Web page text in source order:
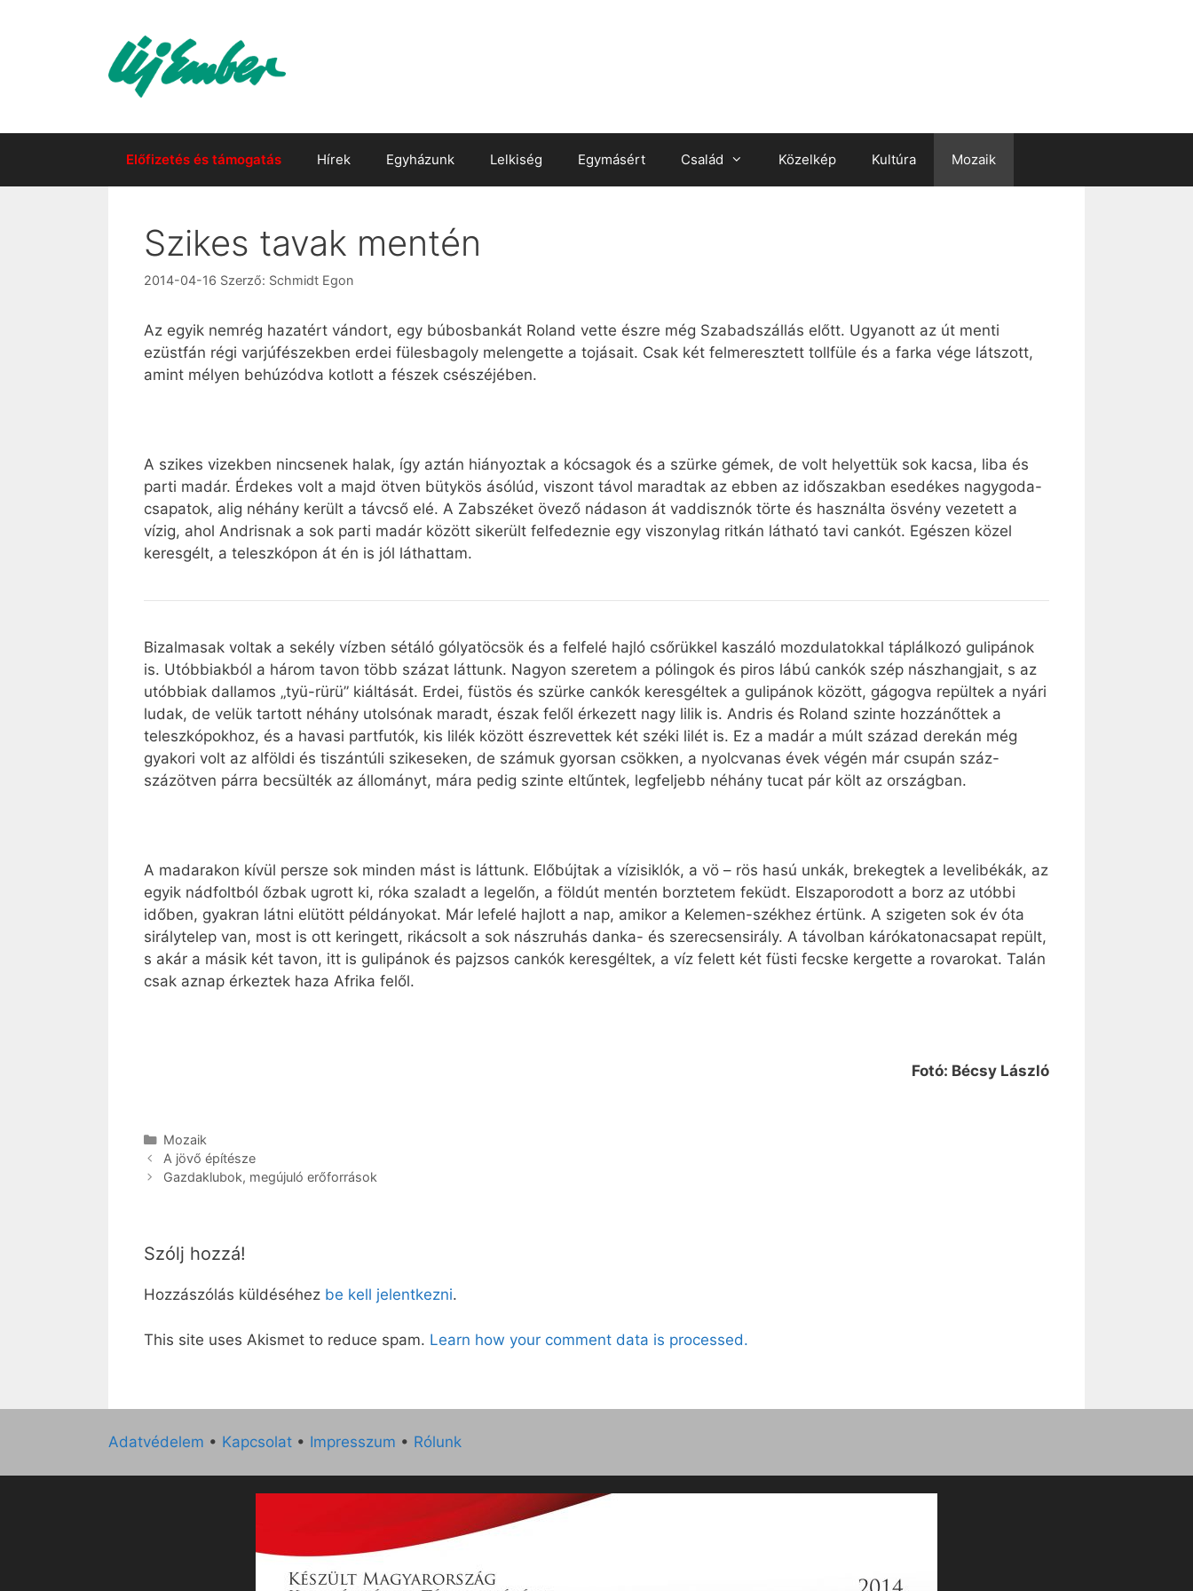
Előfizetés és támogatás Hírek Egyházunk Lelkiség Egymásért Család Közelkép Kultúra Mozaik
Szikes tavak mentén
2014-04-16 Szerző: Schmidt Egon
Az egyik nemrég hazatért vándort, egy búbosbankát Roland vette észre még Szabadszállás előtt. Ugyanott az út menti
ezüstfán régi varjúfészekben erdei fülesbagoly melengette a tojásait. Csak két felmeresztett tollfüle és a farka vége látszott,
amint mélyen behúzódva kotlott a fészek csészéjében.
A szikes vizekben nincsenek halak, így aztán hiányoztak a kócsagok és a szürke gémek, de volt helyettük sok kacsa, liba és
parti madár. Érdekes volt a majd ötven bütykös ásólúd, viszont távol maradtak az ebben az időszakban esedékes nagygoda-
csapatok, alig néhány került a távcső elé. A Zabszéket övező nádason át vaddisznók törte és használta ösvény vezetett a
vízig, ahol Andrisnak a sok parti madár között sikerült felfedeznie egy viszonylag ritkán látható tavi cankót. Egészen közel
keresgélt, a teleszkópon át én is jól láthattam.
Bizalmasak voltak a sekély vízben sétáló gólyatöcsök és a felfelé hajló csőrükkel kaszáló mozdulatokkal táplálkozó gulipánok
is. Utóbbiakból a három tavon több százat láttunk. Nagyon szeretem a pólingok és piros lábú cankók szép nászhangjait, s az
utóbbiak dallamos „tyü-rürü” kiáltását. Erdei, füstös és szürke cankók keresgéltek a gulipánok között, gágogva repültek a nyári
ludak, de velük tartott néhány utolsónak maradt, észak felől érkezett nagy lilik is. Andris és Roland szinte hozzánőttek a
teleszkópokhoz, és a havasi partfutók, kis lilék között észrevettek két széki lilét is. Ez a madár a múlt század derekán még
gyakori volt az alföldi és tiszántúli szikeseken, de számuk gyorsan csökken, a nyolcvanas évek végén már csupán száz-
százötven párra becsülték az állományt, mára pedig szinte eltűntek, legfeljebb néhány tucat pár költ az országban.
A madarakon kívül persze sok minden mást is láttunk. Előbújtak a vízisiklók, a vö – rös hasú unkák, brekegtek a levelibékák, az
egyik nádfoltból őzbak ugrott ki, róka szaladt a legelőn, a földút mentén borztetem feküdt. Elszaporodott a borz az utóbbi
időben, gyakran látni elütött példányokat. Már lefelé hajlott a nap, amikor a Kelemen-székhez értünk. A szigeten sok év óta
sirálytelep van, most is ott keringett, rikácsolt a sok nászruhás danka- és szerecsensirály. A távolban kárókatonacsapat repült,
s akár a másik két tavon, itt is gulipánok és pajzsos cankók keresgéltek, a víz felett két füsti fecske kergette a rovarokat. Talán
csak aznap érkeztek haza Afrika felől.
Fotó: Bécsy László
Kategória
Mozaik
A jövő építésze
Gazdaklubok, megújuló erőforrások
Szólj hozzá!
Hozzászólás küldéséhez be kell jelentkezni.
This site uses Akismet to reduce spam. Learn how your comment data is processed.
Adatvédelem • Kapcsolat • Impresszum • Rólunk